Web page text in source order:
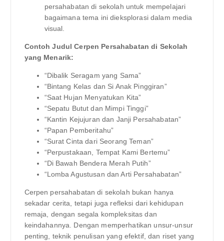
persahabatan di sekolah untuk mempelajari
bagaimana tema ini dieksplorasi dalam media
visual.
Contoh Judul Cerpen Persahabatan di Sekolah
yang Menarik:
“Dibalik Seragam yang Sama”
“Bintang Kelas dan Si Anak Pinggiran”
“Saat Hujan Menyatukan Kita”
“Sepatu Butut dan Mimpi Tinggi”
“Kantin Kejujuran dan Janji Persahabatan”
“Papan Pemberitahu”
“Surat Cinta dari Seorang Teman”
“Perpustakaan, Tempat Kami Bertemu”
“Di Bawah Bendera Merah Putih”
“Lomba Agustusan dan Arti Persahabatan”
Cerpen persahabatan di sekolah bukan hanya
sekadar cerita, tetapi juga refleksi dari kehidupan
remaja, dengan segala kompleksitas dan
keindahannya. Dengan memperhatikan unsur-unsur
penting, teknik penulisan yang efektif, dan riset yang